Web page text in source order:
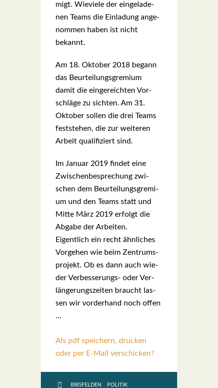
migt. Wie­vie­le der ein­ge­la­de­
nen Teams die Ein­la­dung ange­
nom­men haben ist nicht
bekannt.
Am 18. Okto­ber 2018 begann
das Beur­tei­lungs­gre­mi­um
damit die ein­ge­reich­ten Vor­
schlä­ge zu sich­ten. Am 31.
Okto­ber sol­len die drei Teams
fest­ste­hen, die zur wei­te­ren
Arbeit qua­li­fi­ziert sind.
Im Janu­ar 2019 fin­det eine
Zwi­schen­be­spre­chung zwi­
schen dem Beur­tei­lungs­gre­mi­
um und den Teams statt und
Mit­te März 2019 erfolgt die
Abga­be der Arbei­ten.
Eigent­lich ein recht ähn­li­ches
Vor­ge­hen wie beim Zen­trums­
pro­jekt. Ob es dann auch wie­
der Ver­bes­se­rungs- oder Ver­
län­ge­rungs­zei­ten braucht las­
sen wir vor­der­hand noch offen
…
Als pdf speichern, drucken
oder per E-Mail verschicken?
BIRSFELDEN POLITIK